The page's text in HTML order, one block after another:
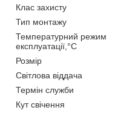
Клас захисту
Тип монтажу
Температурний режим
експлуатації,°С
Розмір
Світлова віддача
Термін служби
Кут свічення